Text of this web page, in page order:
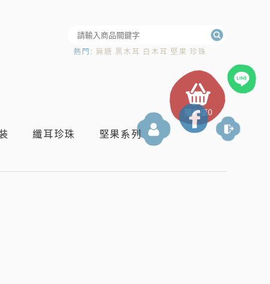
熱門: 無糖 黑木耳 白木耳 堅果 珍珠
購物車0
登入
纖耳珍珠 堅果系列